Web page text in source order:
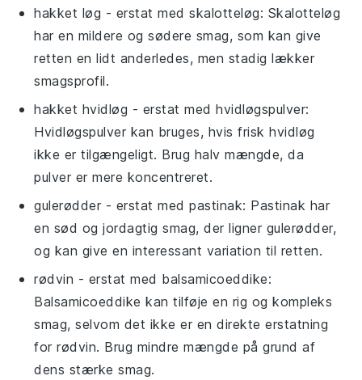
hakket løg - erstat medskalotteløg: Skalotteløg
har en mildere og sødere smag, som kan give
retten en lidt anderledes, men stadig lækker
smagsprofil.
hakket hvidløg - erstat medhvidløgspulver:
Hvidløgspulver kan bruges, hvis frisk hvidløg
ikke er tilgængeligt. Brug halv mængde, da
pulver er mere koncentreret.
gulerødder - erstat medpastinak: Pastinak har
en sød og jordagtig smag, der ligner gulerødder,
og kan give en interessant variation til retten.
rødvin - erstat med balsamicoeddike:
Balsamicoeddike kan tilføje en rig og kompleks
smag, selvom det ikke er en direkte erstatning
for rødvin. Brug mindre mængde på grund af
dens stærke smag.